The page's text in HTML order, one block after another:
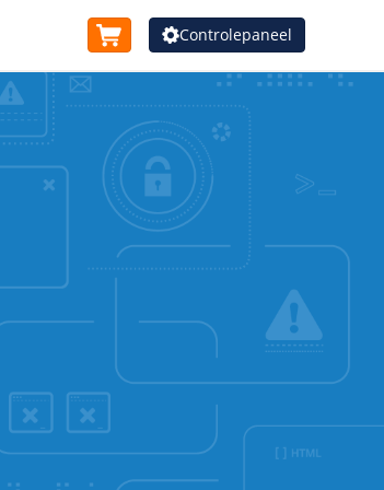
Controlepaneel